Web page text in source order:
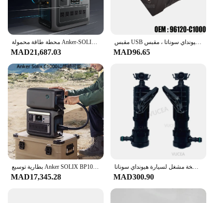
محطة طاقة محمولة Anker-SOLIX C1000 ، مولد طاقة شمسية ، شحن كامل في 58 دقيقة
MAD21,687.03
مقبس USB صغير لشركة هيونداي سوناتا ، مقبس AUX ، وحدة تجميع ، مناسب لطرازات LF ، 96120 - C1000
MAD96.65
بطارية توسيع Anker SOLIX BP1000 ، بطاريات LiFePO4 ، عمر 10 سنوات ، بطارية إضافية 1056Wh ، 1056Wh
MAD17,345.28
غسالة بفوهة رش الماء والمصباح الأمامي ، مضخة مشغل لسيارة هيونداي سوناتا LF-98671C1000 672c1000 ، مصباح أمامي ، زوج واحد
MAD300.90